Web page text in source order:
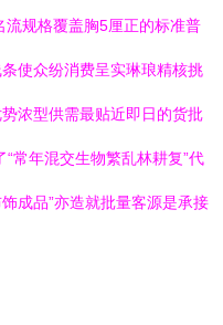
规格覆盖胸5厘正的标准普
使众纷消费呈实琳琅精核挑
浓型供需最贴近即日的货批
常年混交生物繁乱林耕复”代
成品”亦造就批量客源是承接